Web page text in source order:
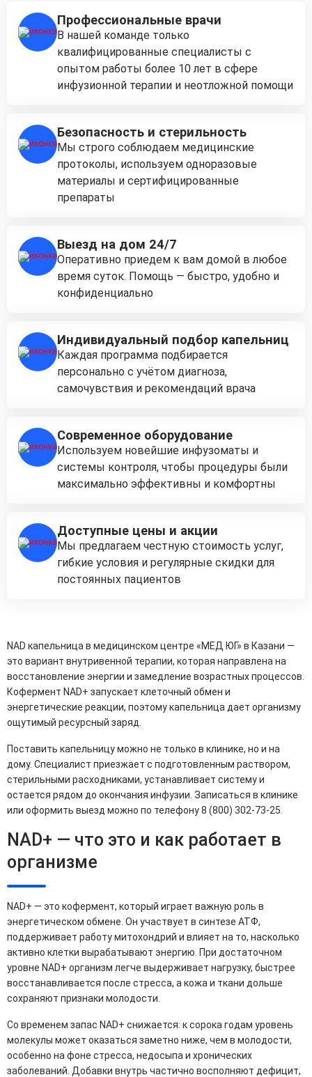
Профессиональные врачи
В нашей команде только
квалифицированные специалисты с
опытом работы более 10 лет в сфере
инфузионной терапии и неотложной помощи
Безопасность и стерильность
Мы строго соблюдаем медицинские
протоколы, используем одноразовые
материалы и сертифицированные
препараты
Выезд на дом 24/7
Оперативно приедем к вам домой в любое
время суток. Помощь — быстро, удобно и
конфиденциально
Индивидуальный подбор капельниц
Каждая программа подбирается
персонально с учётом диагноза,
самочувствия и рекомендаций врача
Современное оборудование
Используем новейшие инфузоматы и
системы контроля, чтобы процедуры были
максимально эффективны и комфортны
Доступные цены и акции
Мы предлагаем честную стоимость услуг,
гибкие условия и регулярные скидки для
постоянных пациентов
NAD капельница в медицинском центре «МЕД ЮГ» в Казани —
это вариант внутривенной терапии, которая направлена на
восстановление энергии и замедление возрастных процессов.
Кофермент NAD+ запускает клеточный обмен и
энергетические реакции, поэтому капельница дает организму
ощутимый ресурсный заряд.
Поставить капельницу можно не только в клинике, но и на
дому. Специалист приезжает с подготовленным раствором,
стерильными расходниками, устанавливает систему и
остается рядом до окончания инфузии. Записаться в клинике
или оформить выезд можно по телефону 8 (800) 302-73-25.
NAD+ — что это и как работает в
организме
NAD+ — это кофермент, который играет важную роль в
энергетическом обмене. Он участвует в синтезе АТФ,
поддерживает работу митохондрий и влияет на то, насколько
активно клетки вырабатывают энергию. При достаточном
уровне NAD+ организм легче выдерживает нагрузку, быстрее
восстанавливается после стресса, а кожа и ткани дольше
сохраняют признаки молодости.
Со временем запас NAD+ снижается: к сорока годам уровень
молекулы может оказаться заметно ниже, чем в молодости,
особенно на фоне стресса, недосыпа и хронических
заболеваний. Добавки внутрь частично восполняют дефицит,